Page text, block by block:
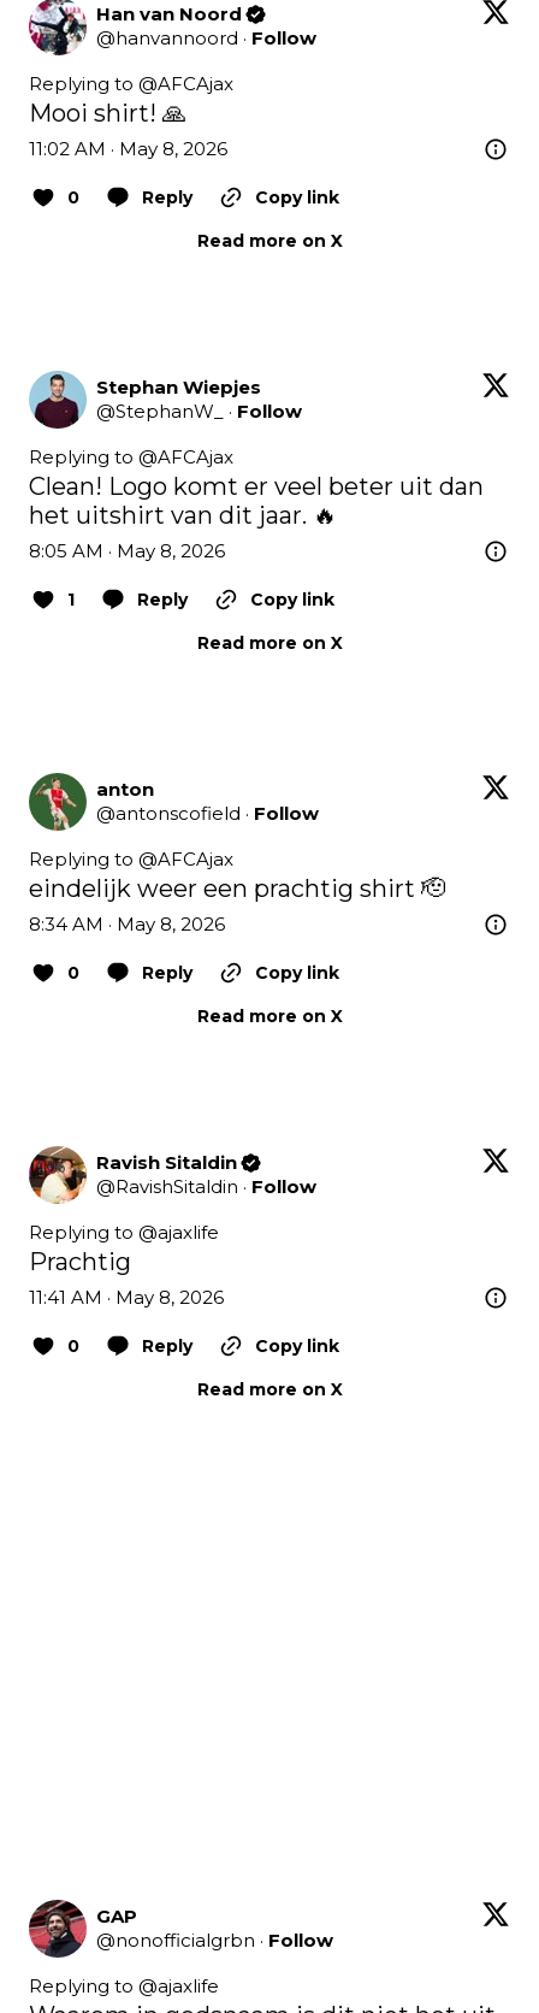
Han van Noord
@hanvannoord · Follow
Replying to @AFCAjax
Mooi shirt! 🙏
11:02 AM · May 8, 2026
0 Reply
Copy link
Read more on X
Stephan Wiepjes
@StephanW_ · Follow
Replying to @AFCAjax
Clean! Logo komt er veel beter uit dan
het uitshirt van dit jaar. 🔥
8:05 AM · May 8, 2026
1 Reply
Copy link
Read more on X
anton
@antonscofield · Follow
Replying to @AFCAjax
eindelijk weer een prachtig shirt 🫡
8:34 AM · May 8, 2026
0 Reply
Copy link
Read more on X
Ravish Sitaldin
@RavishSitaldin · Follow
Replying to @ajaxlife
Prachtig
11:41 AM · May 8, 2026
0 Reply
Copy link
Read more on X
GAP
@nonofficialgrbn · Follow
Replying to @ajaxlife